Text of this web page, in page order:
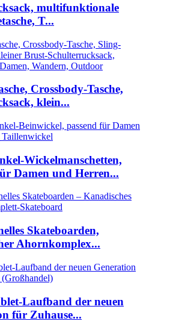
multifunktionale
T...
Crossbody-Tasche,
klein...
Wickelmanschetten,
Damen und Herren...
Skateboarden,
Ahornkomplex...
Laufband der neuen
für Zuhause...